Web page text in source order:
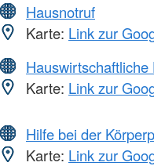
Hausnotruf
Karte: Link zur
Hauswirtschaftliche
Karte: Link zur
Hilfe bei der
Karte: Link zur